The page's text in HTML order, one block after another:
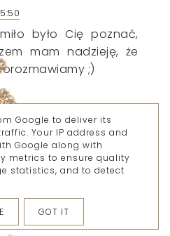
było Cię poznać,
mam nadzieję, że
;)
bziki
21:38
Google to deliver its
Your IP address and
Google along with
metrics to ensure quality
statistics, and to detect
GOT IT